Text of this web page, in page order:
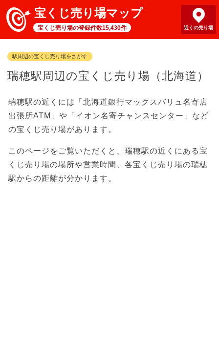
宝くじ売り場マップ
宝くじ売り場の登録件数15,430件 近くの売り場
駅周辺の宝くじ売り場をさがす
瑞穂駅周辺の宝くじ売り場（北海道）
瑞穂駅の近くには「北海道銀行マックスバリュ名寄店
出張所ATM」や「イオン名寄チャンスセンター」など
の宝くじ売り場があります。
このページをご覧いただくと、瑞穂駅の近くにある宝
くじ売り場の場所や営業時間、各宝くじ売り場の瑞穂
駅からの距離が分かります。